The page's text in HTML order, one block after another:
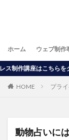
ホーム ウェブ制作
▶
HOME プラ
動物占いに